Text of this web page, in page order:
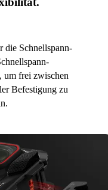
die Schnellspann-
um frei zwischen
Befestigung zu